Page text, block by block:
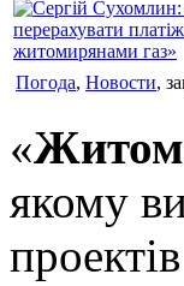
Погода, Новости,
«
якому